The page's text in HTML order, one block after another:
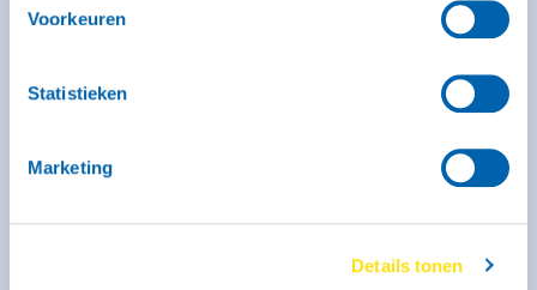
Voorkeuren
Statistieken
Marketing
Details tonen
Vanaf € 59,- voor de eerste 3 uur (op zaterdag geldt dit
tarief alleen voor self-service locaties)
Aanhangwagen type CH - middel